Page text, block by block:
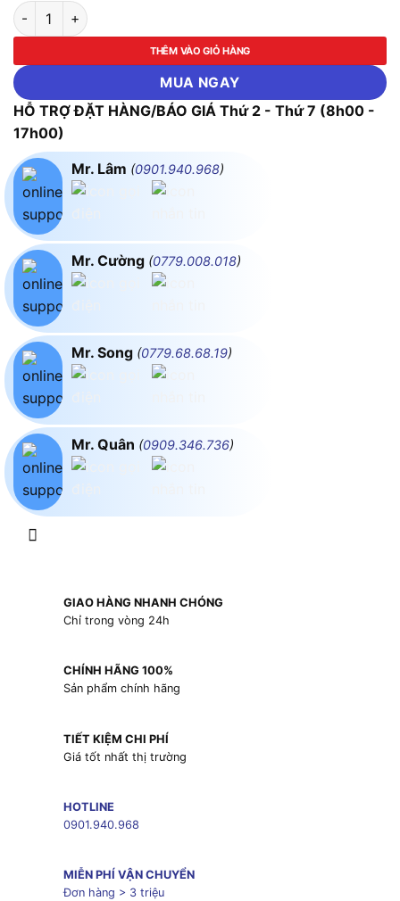
Bộ Vít Pro'skit SD-9829M số lượng
THÊM VÀO GIỎ HÀNG
MUA NGAY
HỖ TRỢ ĐẶT HÀNG/BÁO GIÁ Thứ 2 - Thứ 7 (8h00 -
17h00)
Mr. Lâm (0901.940.968)
Mr. Cường (0779.008.018)
Mr. Song (0779.68.68.19)
Mr. Quân (0909.346.736)
GIAO HÀNG NHANH CHÓNG
Chỉ trong vòng 24h
CHÍNH HÃNG 100%
Sản phẩm chính hãng
TIẾT KIỆM CHI PHÍ
Giá tốt nhất thị trường
HOTLINE
0901.940.968
MIỄN PHÍ VẬN CHUYỂN
Đơn hàng > 3 triệu